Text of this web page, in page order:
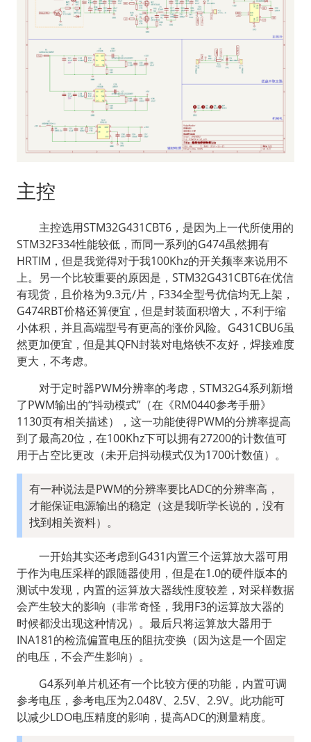
主控
主控选用STM32G431CBT6，是因为上一代所使用的
STM32F334性能较低，而同一系列的G474虽然拥有
HRTIM，但是我觉得对于我100Khz的开关频率来说用不
上。另一个比较重要的原因是，STM32G431CBT6在优信
有现货，且价格为9.3元/片，F334全型号优信均无上架，
G474RBT价格还算便宜，但是封装面积增大，不利于缩
小体积，并且高端型号有更高的涨价风险。G431CBU6虽
然更加便宜，但是其QFN封装对电烙铁不友好，焊接难度
更大，不考虑。
对于定时器PWM分辨率的考虑，STM32G4系列新增
了PWM输出的“抖动模式”（在《RM0440参考手册》
1130页有相关描述），这一功能使得PWM的分辨率提高
到了最高20位，在100Khz下可以拥有27200的计数值可
用于占空比更改（未开启抖动模式仅为1700计数值）。
有一种说法是PWM的分辨率要比ADC的分辨率高，
才能保证电源输出的稳定（这是我听学长说的，没有
找到相关资料）。
一开始其实还考虑到G431内置三个运算放大器可用
于作为电压采样的跟随器使用，但是在1.0的硬件版本的
测试中发现，内置的运算放大器线性度较差，对采样数据
会产生较大的影响（非常奇怪，我用F3的运算放大器的
时候都没出现这种情况）。最后只将运算放大器用于
INA181的检流偏置电压的阻抗变换（因为这是一个固定
的电压，不会产生影响）。
G4系列单片机还有一个比较方便的功能，内置可调
参考电压，参考电压为2.048V、2.5V、2.9V。此功能可
以减少LDO电压精度的影响，提高ADC的测量精度。